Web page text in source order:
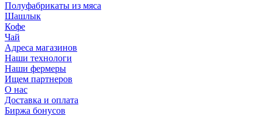
Полуфабрикаты из мяса
Шашлык
Кофе
Чай
Адреса магазинов
Наши технологи
Наши фермеры
Ищем партнеров
О нас
Доставка и оплата
Биржа бонусов